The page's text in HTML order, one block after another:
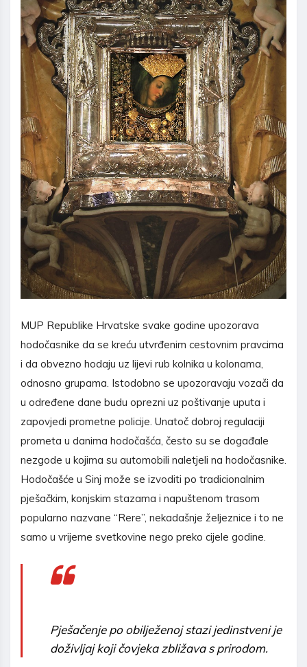
MUP Republike Hrvatske svake godine upozorava
hodočasnike da se kreću utvrđenim cestovnim pravcima
i da obvezno hodaju uz lijevi rub kolnika u kolonama,
odnosno grupama. Istodobno se upozoravaju vozači da
u određene dane budu oprezni uz poštivanje uputa i
zapovjedi prometne policije. Unatoč dobroj regulaciji
prometa u danima hodočašća, često su se događale
nezgode u kojima su automobili naletjeli na hodočasnike.
Hodočašće u Sinj može se izvoditi po tradicionalnim
pješačkim, konjskim stazama i napuštenom trasom
popularno nazvane “Rere”, nekadašnje željeznice i to ne
samo u vrijeme svetkovine nego preko cijele godine.
Pješačenje po obilježenoj stazi jedinstveni je
doživljaj koji čovjeka zbližava s prirodom.